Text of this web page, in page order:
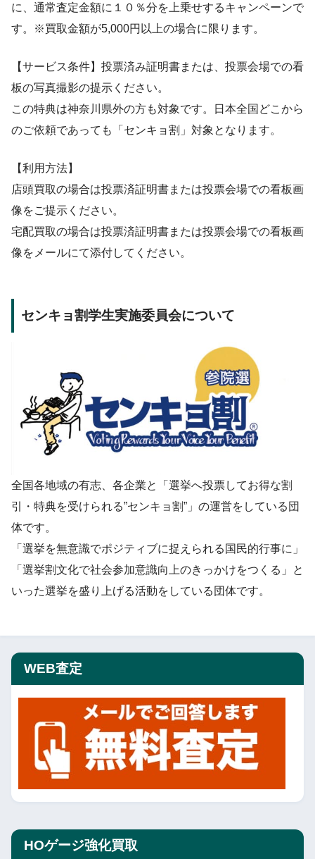
に、通常査定金額に１０％分を上乗せするキャンペーンで
す。※買取金額が5,000円以上の場合に限ります。
【サービス条件】投票済み証明書または、投票会場での看
板の写真撮影の提示ください。
この特典は神奈川県外の方も対象です。日本全国どこから
のご依頼であっても「センキョ割」対象となります。
【利用方法】
店頭買取の場合は投票済証明書または投票会場での看板画
像をご提示ください。
宅配買取の場合は投票済証明書または投票会場での看板画
像をメールにて添付してください。
センキョ割学生実施委員会について
全国各地域の有志、各企業と「選挙へ投票してお得な割
引・特典を受けられる”センキョ割”」の運営をしている団
体です。
「選挙を無意識でポジティブに捉えられる国民的行事に」
「選挙割文化で社会参加意識向上のきっかけをつくる」と
いった選挙を盛り上げる活動をしている団体です。
WEB査定
HOゲージ強化買取